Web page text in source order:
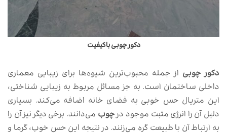
دکور چوبی باکیفیت
دکور چوبی از جمله محبوب‌ترین شیوه‌ها برای زیبایی معماری
داخلی ساختمان است. به جز مسائل مربوط به زیبایی شناختی،
این متریال حس خوبی به فضای خانه اضافه می‌کند. بسیاری
دلیل آن را انرژی مثبت موجود درچوب می‌دانند. برخی دیگر نیز آن را
به ارتباط آن با طبیعت گره می‌زنند. در نتیجه این حس خوب، گرما و